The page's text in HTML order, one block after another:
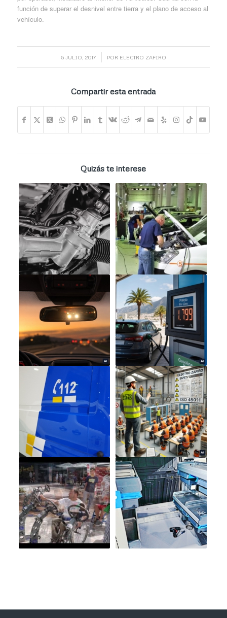
función de superar el desnivel entre tierra y el plano de acceso al
vehículo.
5 JULIO, 2017
/ POR ELECTRO ZAFIRO
Compartir esta entrada
Quizás te interese